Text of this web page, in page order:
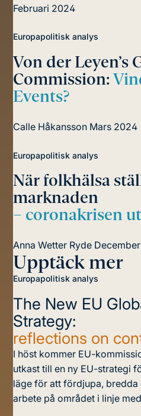
Februari 2024
Europapolitisk analys
Von der Leyen’s
Commission:
Events?
Calle Håkansson Mars 2024
Europapolitisk analys
När folkhälsa
marknaden
– coronakrisen
Anna Wetter Ryde
Upptäck mer
Europapolitisk analys
The New EU
Strategy:
reflections on
I höst kommer EU-
utkast till en ny EU-strategi
läge för att fördjupa,
arbete på området i linje